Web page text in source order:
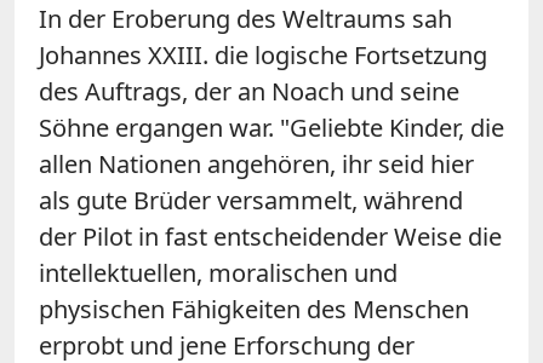
In der Eroberung des Weltraums sah
Johannes XXIII. die logische Fortsetzung
des Auftrags, der an Noach und seine
Söhne ergangen war. "Geliebte Kinder, die
allen Nationen angehören, ihr seid hier
als gute Brüder versammelt, während
der Pilot in fast entscheidender Weise die
intellektuellen, moralischen und
physischen Fähigkeiten des Menschen
erprobt und jene Erforschung der